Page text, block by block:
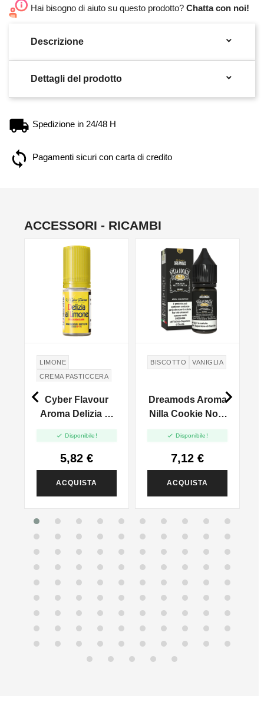
Hai bisogno di aiuto su questo prodotto? Chatta con noi!
Descrizione 
Dettagli del prodotto 
Spedizione in 24/48 H
Pagamenti sicuri con carta di credito
ACCESSORI - RICAMBI
LIMONE
CREMA PASTICCERA
Cyber Flavour
Aroma Delizia Al
 Disponibile!
5,82 €
ACQUISTA
BISCOTTO VANIGLIA
Dreamods Aroma
Nilla Cookie No.1
 Disponibile!
7,12 €
ACQUISTA
 